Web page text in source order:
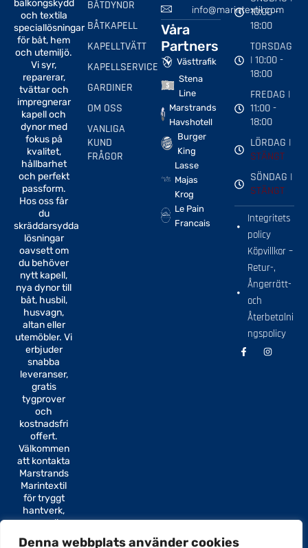
Denna webbplats använder cookies
balkongskydd
och textila
speciallösningar
för båt, hem
och utemiljö.
Vi syr,
reparerar,
tvättar och
impregnerar
kapell och
dynor med
fokus på
kvalitet,
hållbarhet
och perfekt
passform.
Hos oss får
du
skräddarsydda
lösningar
oavsett om
du behöver
nytt kapell,
nya dynor till
båt, husbil,
husvagn,
altan eller
utemöbler. Vi
erbjuder
snabba
leveranser,
gratis
tygprover
och
kostnadsfri
offert.
Välkommen
att kontakta
Marstrands
Marintextil
för tryggt
hantverk,
personlig
service och
BÅTDYNOR
BÅTKAPELL
KAPELLTVÄTT
KAPELLSERVICE
GARDINER
OM OSS
VANLIGA
KUND
FRÅGOR
info@marintextil.com
Våra
Partners
Västtrafik
Stena
Line
Marstrands
Havshotell
Burger
King
Lasse
Majas
Krog
Le Pain
Francais
10:00 -
18:00
TORSDAG
| 10:00 -
18:00
FREDAG |
11:00 -
18:00
LÖRDAG |
STÄNGT
SÖNDAG |
STÄNGT
Integritets
policy
Köpvillkor –
Retur-,
Ångerrätt-
och
Återbetalni
ngspolicy
F
a
I
n